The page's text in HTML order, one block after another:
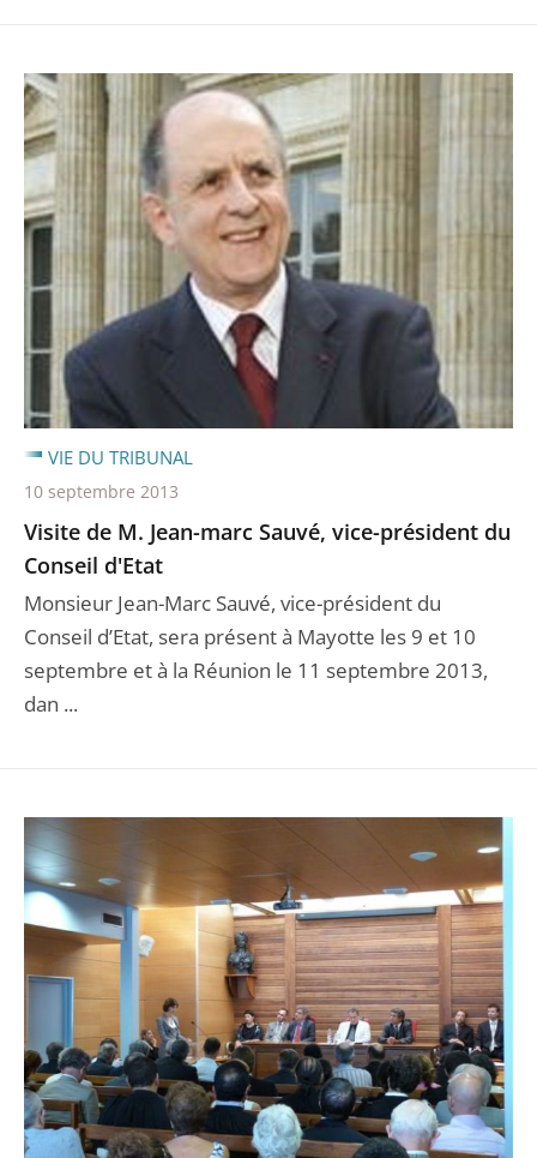
Visite de M. Jean-marc Sauvé, vice-président du
Conseil d'Etat
Monsieur Jean-Marc Sauvé, vice-président du
Conseil d’Etat, sera présent à Mayotte les 9 et 10
septembre et à la Réunion le 11 septembre 2013,
dan ...
VIE DU TRIBUNAL
10 septembre 2013